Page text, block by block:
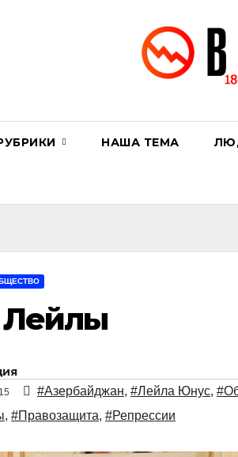
НАША ТЕМА
#Азербайджан, #Лейла Юнус,
, #Правозащита, #Репрессии